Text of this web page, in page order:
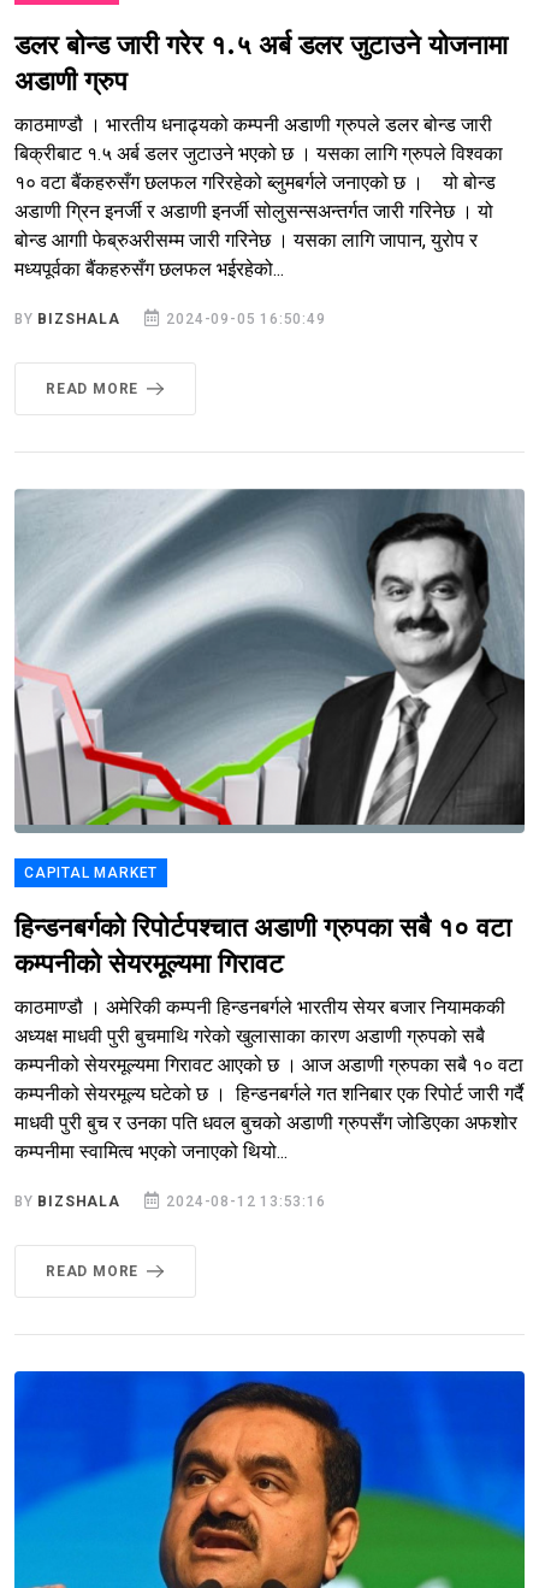
डलर बोन्ड जारी गरेर १.५ अर्ब डलर जुटाउने योजनामा
अडाणी ग्रुप
काठमाण्डौ । भारतीय धनाढ्यको कम्पनी अडाणी ग्रुपले डलर बोन्ड जारी
बिक्रीबाट १.५ अर्ब डलर जुटाउने भएको छ । यसका लागि ग्रुपले विश्वका
१० वटा बैंकहरुसँग छलफल गरिरहेको ब्लुमबर्गले जनाएको छ । यो बोन्ड
अडाणी ग्रिन इनर्जी र अडाणी इनर्जी सोलुसन्सअन्तर्गत जारी गरिनेछ । यो
बोन्ड आगाी फेब्रुअरीसम्म जारी गरिनेछ । यसका लागि जापान, युरोप र
मध्यपूर्वका बैंकहरुसँग छलफल भईरहेको...
BY BIZSHALA 2024-09-05 16:50:49
READ MORE
CAPITAL MARKET
हिन्डनबर्गको रिपोर्टपश्चात अडाणी ग्रुपका सबै १० वटा
कम्पनीको सेयरमूल्यमा गिरावट
काठमाण्डौ । अमेरिकी कम्पनी हिन्डनबर्गले भारतीय सेयर बजार नियामककी
अध्यक्ष माधवी पुरी बुचमाथि गरेको खुलासाका कारण अडाणी ग्रुपको सबै
कम्पनीको सेयरमूल्यमा गिरावट आएको छ । आज अडाणी ग्रुपका सबै १० वटा
कम्पनीको सेयरमूल्य घटेको छ । हिन्डनबर्गले गत शनिबार एक रिपोर्ट जारी गर्दै
माधवी पुरी बुच र उनका पति धवल बुचको अडाणी ग्रुपसँग जोडिएका अफशोर
कम्पनीमा स्वामित्व भएको जनाएको थियो...
BY BIZSHALA 2024-08-12 13:53:16
READ MORE